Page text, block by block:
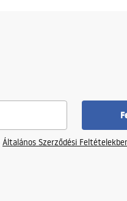
Általános Szerződési